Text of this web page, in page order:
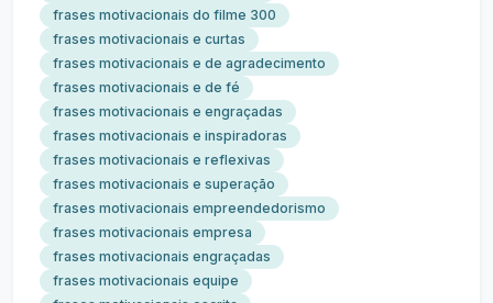
frases motivacionais do filme 300
frases motivacionais e curtas
frases motivacionais e de agradecimento
frases motivacionais e de fé
frases motivacionais e engraçadas
frases motivacionais e inspiradoras
frases motivacionais e reflexivas
frases motivacionais e superação
frases motivacionais empreendedorismo
frases motivacionais empresa
frases motivacionais engraçadas
frases motivacionais equipe